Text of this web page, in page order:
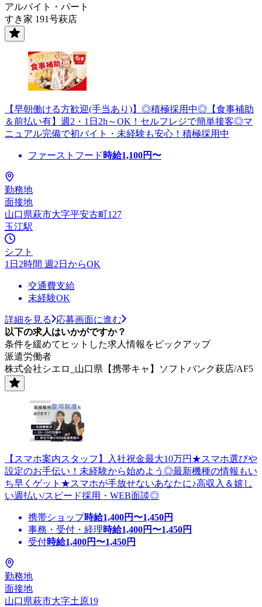
アルバイト・パート
すき家 191号萩店
【早朝働ける方歓迎(手当あり)】◎積極採用中◎【食事補助
＆前払い有】週2・1日2h～OK！セルフレジで簡単接客◎マ
ニュアル完備で初バイト・未経験も安心！積極採用中
ファーストフード 時給1,100円〜
勤務地
面接地
山口県萩市大字平安古町127
玉江駅
シフト
1日2時間 週2日からOK
交通費支給
未経験OK
詳細を見る
応募画面に進む
以下の求人はいかがですか？
条件を緩めてヒットした求人情報をピックアップ
派遣労働者
株式会社シエロ_山口県【携帯キャ】ソフトバンク萩店/AF5
【スマホ案内スタッフ】入社祝金最大10万円★スマホ選びや
設定のお手伝い！未経験から始めよう◎最新機種の情報もい
ち早くゲット★スマホが手放せないあなたに♪高収入＆嬉し
い週払い/スピード採用・WEB面談◎
携帯ショップ時給1,400円〜1,450円
事務・受付・経理時給1,400円〜1,450円
受付時給1,400円〜1,450円
勤務地
面接地
山口県萩市大字土原19